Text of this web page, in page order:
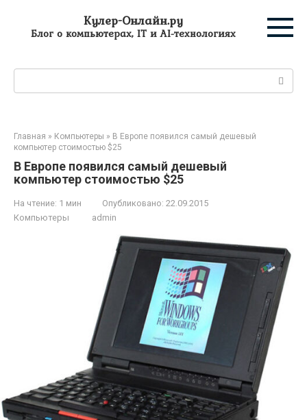
контенту
Кулер-Онлайн.ру
Блог о компьютерах, IT и AI-технологиях
Поиск:
Главная » Компьютеры » В Европе появился самый дешевый
компьютер стоимостью $25
В Европе появился самый дешевый
компьютер стоимостью $25
На чтение: 1 мин Опубликовано: 22.09.2015
Компьютеры
admin